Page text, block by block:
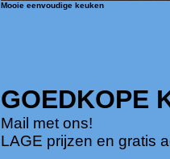
Mooie eenvoudige keuken
GOEDKOPE
Mail met ons!
LAGE prijzen en gratis